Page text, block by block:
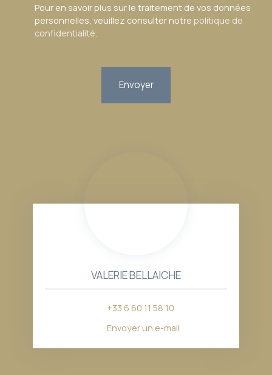
Pour en savoir plus sur le traitement de vos données
personnelles, veuillez consulter notre politique de
confidentialité.
Envoyer
VALERIE BELLAICHE
+33 6 60 11 58 10
Envoyer un e-mail